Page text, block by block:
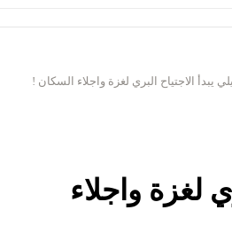
يبدأ الاجتياح البري لغزة واجلاء السكان !
لغزة واجلاء